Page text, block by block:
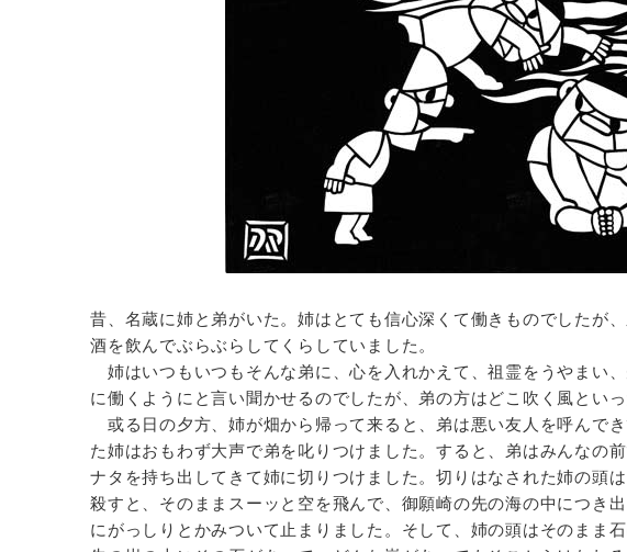
昔、名蔵に姉と弟がいた。姉はとても信心深くて働きものでしたが
酒を飲んでぶらぶらしてくらしていました。
姉はいつもいつもそんな弟に、心を入れかえて、祖霊をうやまい
に働くようにと言い聞かせるのでしたが、弟の方はどこ吹く風といっ
或る日の夕方、姉が畑から帰って来ると、弟は悪い友人を呼んで
た姉はおもわず大声で弟を叱りつけました。すると、弟はみんなの
ナタを持ち出してきて姉に切りつけました。切りはなされた姉の頭
殺すと、そのままスーッと空を飛んで、御願崎の先の海の中につき
にがっしりとかみついて止まりました。そして、姉の頭はそのまま